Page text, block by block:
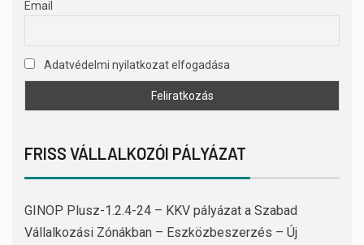
Email
Adatvédelmi nyilatkozat elfogadása
FRISS VÁLLALKOZÓI PÁLYÁZAT
GINOP Plusz-1.2.4-24 – KKV pályázat a Szabad
Vállalkozási Zónákban – Eszközbeszerzés – Új